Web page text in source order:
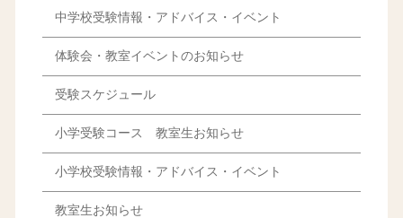
中学校受験情報・アドバイス・イベント
体験会・教室イベントのお知らせ
受験スケジュール
小学受験コース 教室生お知らせ
小学校受験情報・アドバイス・イベント
教室生お知らせ